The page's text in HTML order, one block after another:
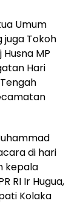
Umum
juga Tokoh
MP
Hari
di hari
kepala
RI Ir Hugua,
Kolaka